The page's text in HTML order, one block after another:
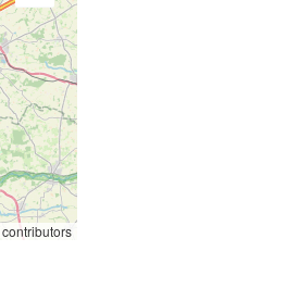
contributors